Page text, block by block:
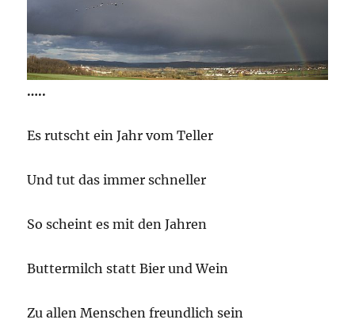
…..
Es rutscht ein Jahr vom Teller
Und tut das immer schneller
So scheint es mit den Jahren
Buttermilch statt Bier und Wein
Zu allen Menschen freundlich sein